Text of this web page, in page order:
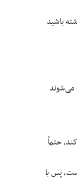
باشید
می‌شوند
حتماً
پس با